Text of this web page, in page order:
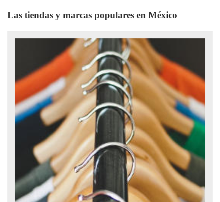
Las tiendas y marcas populares en México